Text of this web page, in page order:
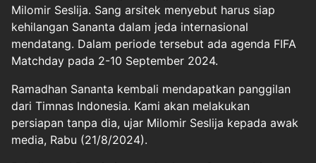
Milomir Seslija. Sang arsitek menyebut harus siap
kehilangan Sananta dalam jeda internasional
mendatang. Dalam periode tersebut ada agenda FIFA
Matchday pada 2-10 September 2024.
Ramadhan Sananta kembali mendapatkan panggilan
dari Timnas Indonesia. Kami akan melakukan
persiapan tanpa dia, ujar Milomir Seslija kepada awak
media, Rabu (21/8/2024).